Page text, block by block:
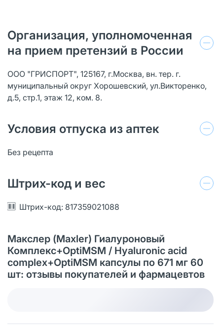
Организация, уполномоченная
на прием претензий в России
ООО "ГРИСПОРТ", 125167, г.Москва, вн. тер. г.
муниципальный округ Хорошевский, ул.Викторенко,
д.5, стр.1, этаж 12, ком. 8.
Условия отпуска из аптек
Без рецепта
Штрих-код и вес
Штрих-код: 817359021088
Макслер (Maxler) Гиалуроновый
Комплекс+OptiMSM / Hyaluronic acid
complex+OptiMSM капсулы по 671 мг 60
шт: отзывы покупателей и фармацевтов